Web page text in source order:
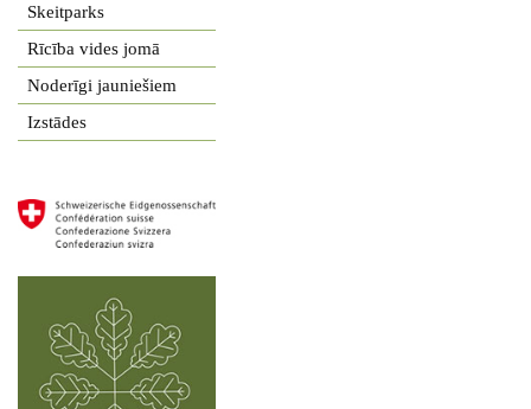
Skeitparks
Rīcība vides jomā
Noderīgi jauniešiem
Izstādes